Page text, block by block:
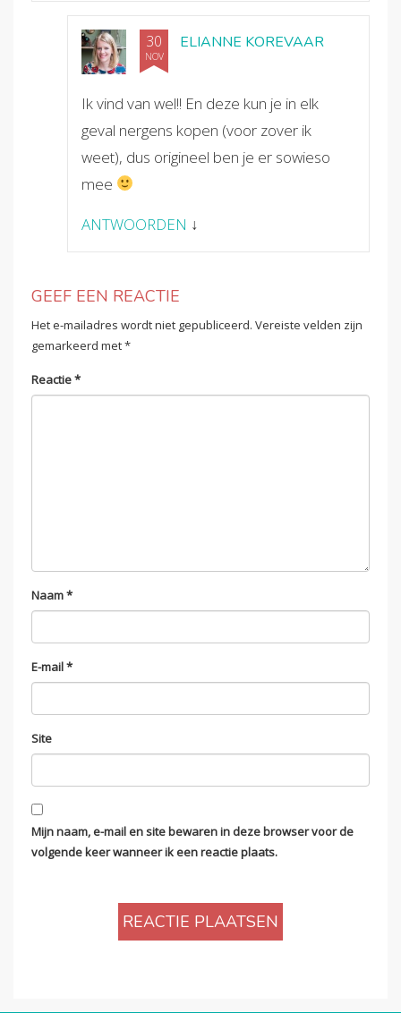
ELIANNE KOREVAAR
30
NOV
Ik vind van wel!! En deze kun je in elk
geval nergens kopen (voor zover ik
weet), dus origineel ben je er sowieso
mee
ANTWOORDEN ↓
GEEF EEN REACTIE
Het e-mailadres wordt niet gepubliceerd. Vereiste velden zijn
gemarkeerd met*
Reactie*
Naam*
E-mail*
Site
Mijn naam, e-mail en site bewaren in deze browser voor de
volgende keer wanneer ik een reactie plaats.